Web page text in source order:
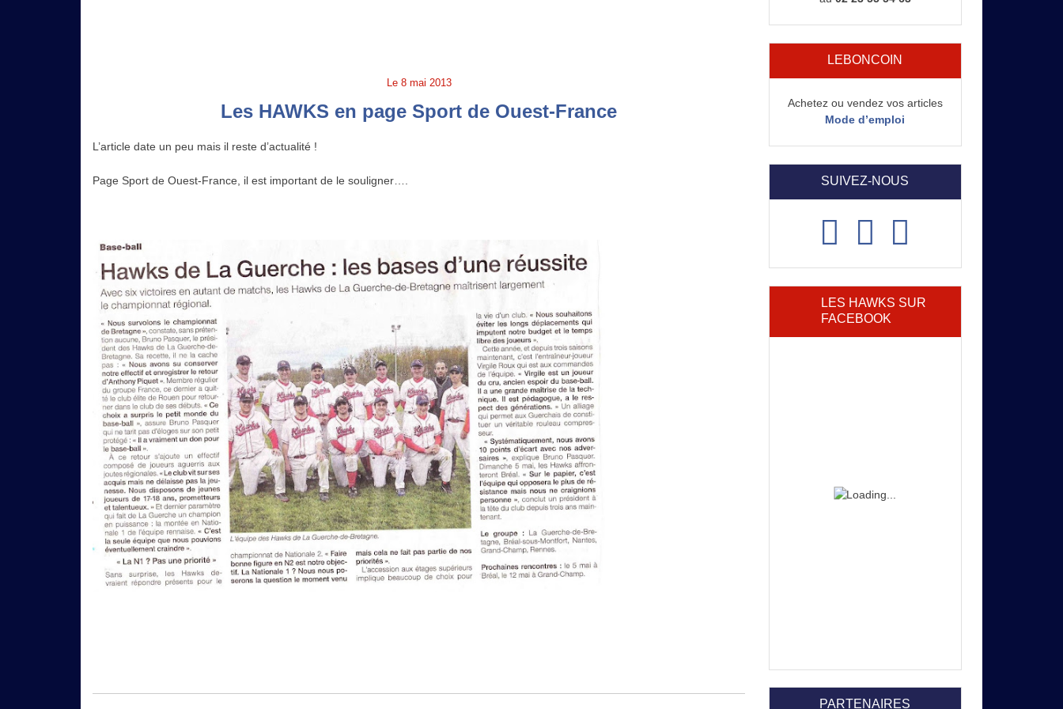
Le 8 mai 2013
Les HAWKS en page Sport de Ouest-France
L’article date un peu mais il reste d’actualité !
Page Sport de Ouest-France, il est important de le souligner….
LEBONCOIN
Achetez ou vendez vos articles
Mode d’emploi
SUIVEZ-NOUS
LES HAWKS SUR
FACEBOOK
PARTENAIRES